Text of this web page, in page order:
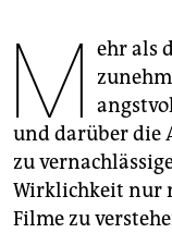
genossenschaft
epaper login
M ehr als
und darüber die
zu
Wirklichkeit nur
Filme zu